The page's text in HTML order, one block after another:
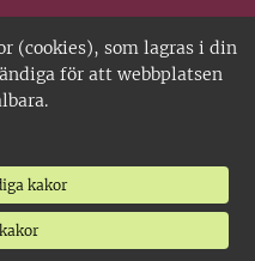
(cookies), som lagras i din
för att webbplatsen
kakor